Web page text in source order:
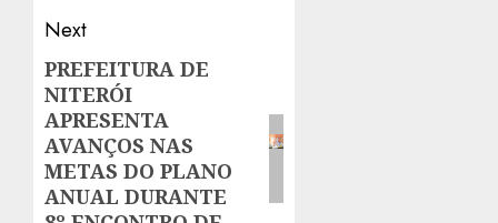
Next
Next
post:
PREFEITURA DE
NITERÓI
APRESENTA
AVANÇOS NAS
METAS DO PLANO
ANUAL DURANTE